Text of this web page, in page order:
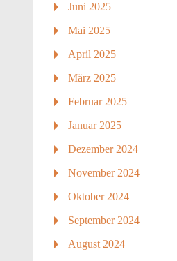
Juni 2025
Mai 2025
April 2025
März 2025
Februar 2025
Januar 2025
Dezember 2024
November 2024
Oktober 2024
September 2024
August 2024